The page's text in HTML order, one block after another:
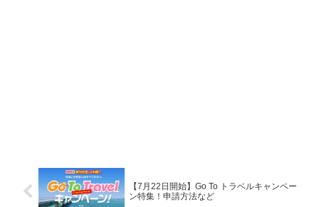
【7月22日開始】Go To トラベルキャンペー
ン特集！申請方法など